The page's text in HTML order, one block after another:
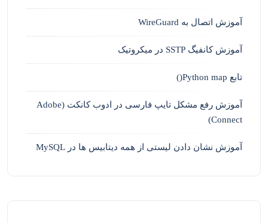
آموزش اتصال به WireGuard
آموزش کانفیگ SSTP در میکروتیک
تابع Python map()
آموزش رفع مشکل تایپ فارسی در ادوب کانکت (Adobe
Connect)
آموزش نشان دادن لیستی از همه دیتابیس ها در MySQL